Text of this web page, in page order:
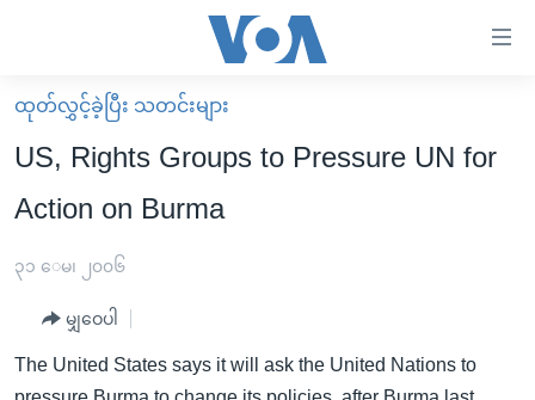
လွယ်ကူ
စေ
သည့်
များ
မူလစာမျက်နှာ
မြန်မာ
ကမ္ဘာ့သတင်းများ
နိုင်ငံတကာ
ရပ်ဝန်းတခု လမ်းတခု အလွန်
ထုတ်လွှင့်ခဲ့ပြီး သတင်းများ
US, Rights Groups to Pressure UN for
Action on Burma
၃၁ ေမ၊ ၂၀၀၆
မျှဝေပါ
The United States says it will ask the United Nations to